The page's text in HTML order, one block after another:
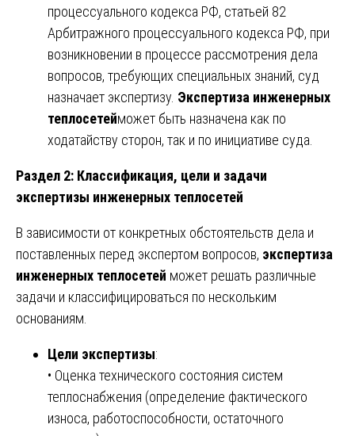
процессуального кодекса РФ, статьей 82
Арбитражного процессуального кодекса РФ, при
возникновении в процессе рассмотрения дела
вопросов, требующих специальных знаний, суд
назначает экспертизу. Экспертиза инженерных
теплосетейможет быть назначена как по
ходатайству сторон, так и по инициативе суда.
Раздел 2: Классификация, цели и задачи
экспертизы инженерных теплосетей
В зависимости от конкретных обстоятельств дела и
поставленных перед экспертом вопросов, экспертиза
инженерных теплосетей может решать различные
задачи и классифицироваться по нескольким
основаниям.
Цели экспертизы:
• Оценка технического состояния систем
теплоснабжения (определение фактического
износа, работоспособности, остаточного